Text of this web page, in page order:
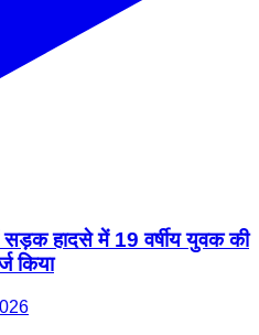
सड़क हादसे में 19 वर्षीय युवक की